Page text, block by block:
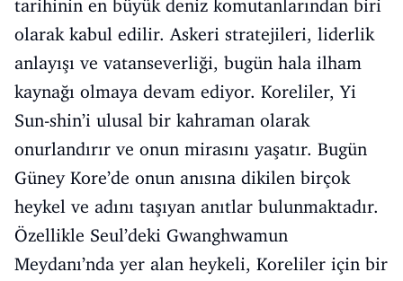
tarihinin en büyük deniz komutanlarından biri
olarak kabul edilir. Askeri stratejileri, liderlik
anlayışı ve vatanseverliği, bugün hala ilham
kaynağı olmaya devam ediyor. Koreliler, Yi
Sun-shin’i ulusal bir kahraman olarak
onurlandırır ve onun mirasını yaşatır. Bugün
Güney Kore’de onun anısına dikilen birçok
heykel ve adını taşıyan anıtlar bulunmaktadır.
Özellikle Seul’deki Gwanghwamun
Meydanı’nda yer alan heykeli, Koreliler için bir